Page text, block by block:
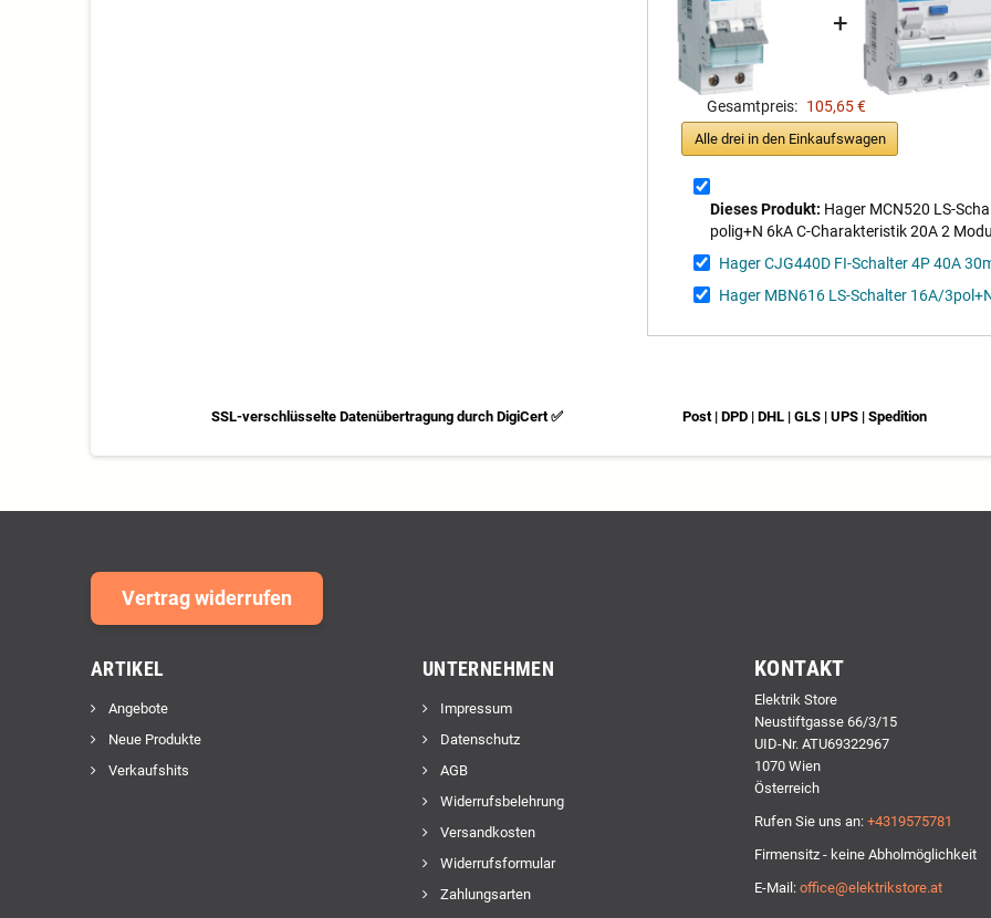
+
Gesamtpreis: 105,65 €
Alle drei in den Einkaufswagen
Dieses Produkt: Hager MCN520 LS-
polig+N 6kA C-Charakteristik 20A 2
Hager CJG440D FI-Schalter 4P 40A
Hager MBN616 LS-Schalter 16A/
SSL-verschlüsselte Datenübertragung durch DigiCert ✅ Post | DPD | DHL | GLS | UPS | Spedition
Vertrag widerrufen
ARTIKEL
Angebote
Neue Produkte
Verkaufshits
UNTERNEHMEN
Impressum
Datenschutz
AGB
Widerrufsbelehrung
Versandkosten
Widerrufsformular
Zahlungsarten
KONTAKT
Elektrik Store
Neustiftgasse 66/3/15
UID-Nr. ATU69322967
1070 Wien
Österreich
Rufen Sie uns an: +4319575781
Firmensitz - keine Abholmöglichkeit
E-Mail: office@elektrikstore.at